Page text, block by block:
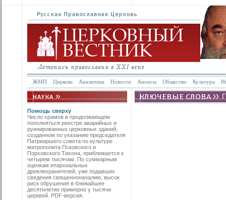
ЖМП Церковь Аналитика Новости Анонсы Общество Культура
Помощь сверху
Число храмов в продолжающем
пополняться реестре аварийных и
руинированных церковных зданий,
созданном по указанию председателя
Патриаршего совета по культуре
митропо­лита Псковского и
Порховского Тихона, приближается к
четырем тысячам. По суммарным
оценкам епархиальных
древлехранителей, уже подавших
сведения священноначалию, высок
риск обрушения в ближайшее
десятилетие примерно у тысячи
церквей. PDF-версия.